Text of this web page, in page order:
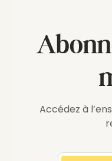
Accédez à